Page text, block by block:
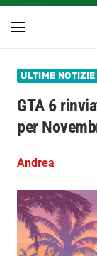
ULTIME NOTIZIE
GTA 6
per
Andrea